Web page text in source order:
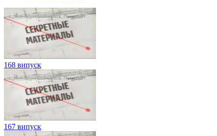
168 випуск
167 випуск